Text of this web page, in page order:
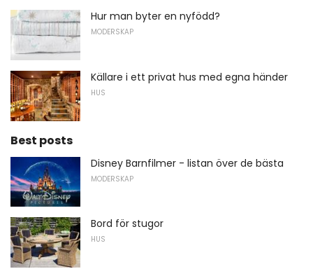
Hur man byter en nyfödd?
MODERSKAP
Källare i ett privat hus med egna händer
HUS
Best posts
Disney Barnfilmer - listan över de bästa
MODERSKAP
Bord för stugor
HUS